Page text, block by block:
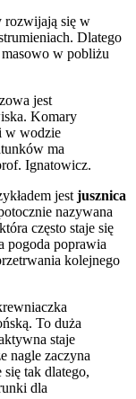
rozwijają się w
Dlatego
w pobliżu
jest
Komary
w wodzie
ma
Ignatowicz.
jest jusznica
nazywana
często staje się
pogoda poprawia
kolejnego
To duża
staje
nagle zaczyna
tak dlatego,
dla